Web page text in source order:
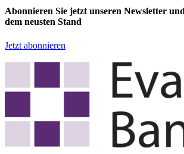
Abonnieren Sie jetzt unseren Newsletter
dem neusten Stand
Jetzt abonnieren